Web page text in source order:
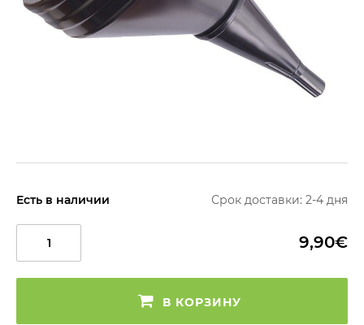
Есть в наличии Срок доставки: 2-4 дня
9,90€
В КОРЗИНУ